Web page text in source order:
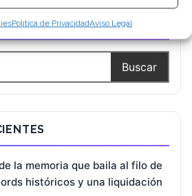
Política de PrivacidadAviso Legal
la memoria que baila al filo de
históricos y una liquidación